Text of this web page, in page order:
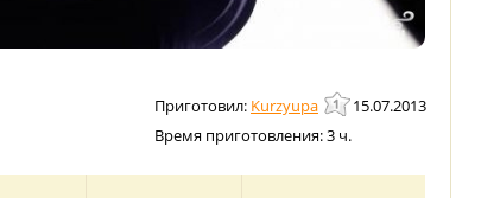
Kurzyupa
15.07.2013
Время приготовления:3 ч.